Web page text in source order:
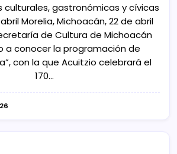
culturales, gastronómicas y cívicas
Morelia, Michoacán, 22 de abril
de Cultura de Michoacán
a conocer la programación de
con la que Acuitzio celebrará el
170…